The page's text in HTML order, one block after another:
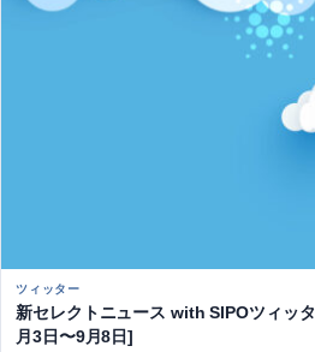
ツィッター
新セレクトニュース with SIPOツィッ
月3日〜9月8日]